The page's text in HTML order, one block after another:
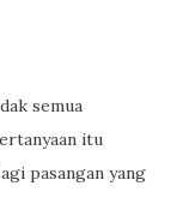
semua
itu
pasangan yang